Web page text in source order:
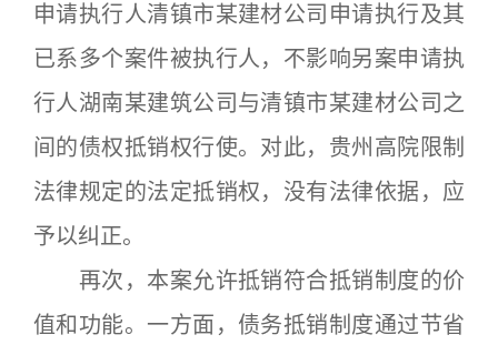
申请执行人清镇市某建材公司申请执行及其
已系多个案件被执行人，不影响另案申请执
行人湖南某建筑公司与清镇市某建材公司之
间的债权抵销权行使。对此，贵州高院限制
法律规定的法定抵销权，没有法律依据，应
予以纠正。
再次，本案允许抵销符合抵销制度的价
值和功能。一方面，债务抵销制度通过节省